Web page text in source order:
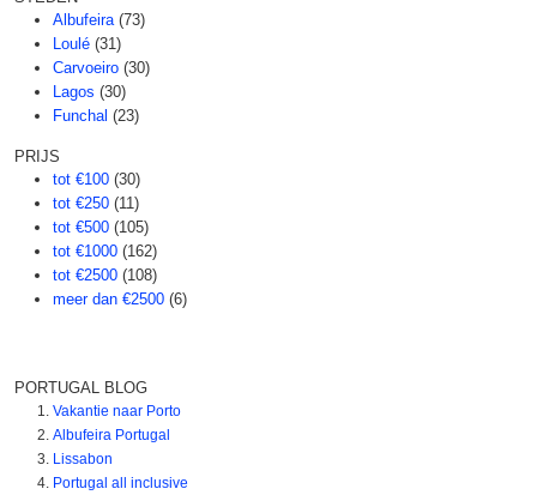
Albufeira (73)
Loulé (31)
Carvoeiro (30)
Lagos (30)
Funchal (23)
PRIJS
tot €100 (30)
tot €250 (11)
tot €500 (105)
tot €1000 (162)
tot €2500 (108)
meer dan €2500 (6)
PORTUGAL BLOG
Vakantie naar Porto
Albufeira Portugal
Lissabon
Portugal all inclusive